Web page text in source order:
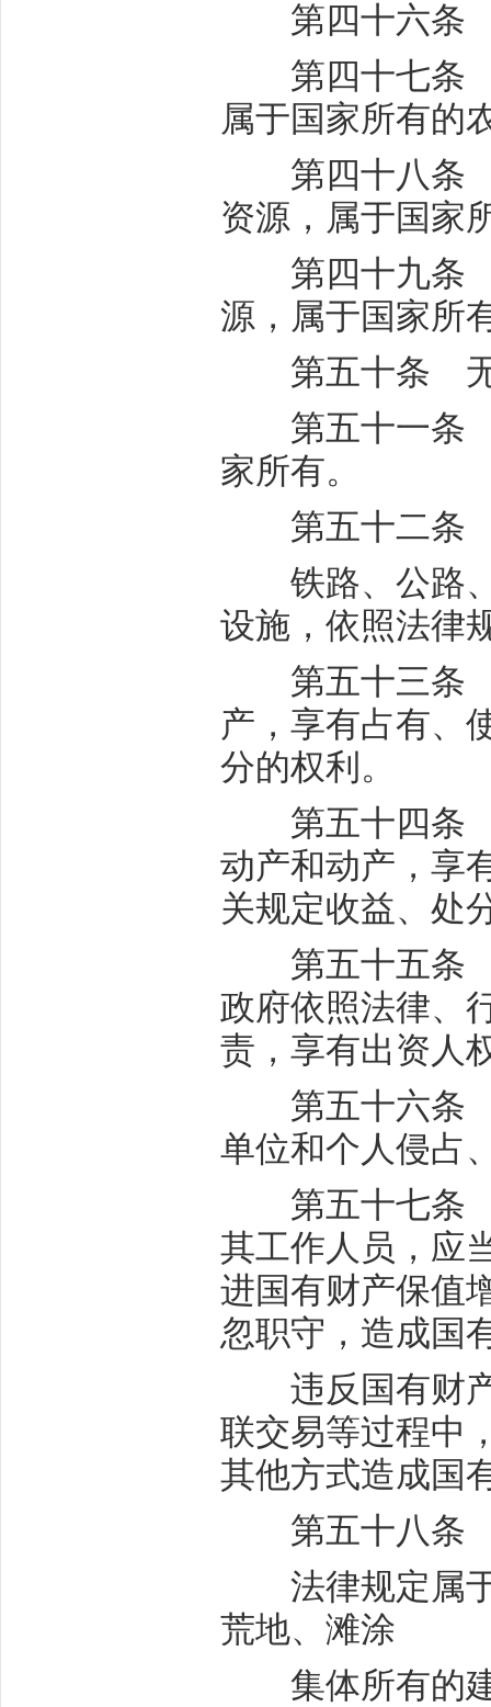
第四十六条
第四十七条
属于国家所有的
第四十八条
资源，属于国家
第四十九条
源，属于国家所
第五十条 无
第五十一条
家所有。
第五十二条
铁路、公路、
设施，依照法律
第五十三条
产，享有占有、
分的权利。
第五十四条
动产和动产，享
关规定收益、处
第五十五条
政府依照法律、
责，享有出资人
第五十六条
单位和个人侵占
第五十七条
其工作人员，应
进国有财产保值
忽职守，造成国
违反国有财产
联交易等过程中
其他方式造成国
第五十八条
法律规定属于
荒地、滩涂
集体所有的建